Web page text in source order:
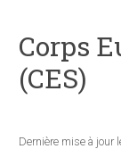
Corps
(CES)
Dernière mise à jour